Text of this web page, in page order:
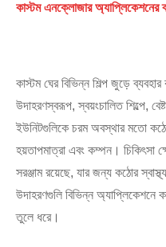
কাস্টম এনক্লোজার অ্যাপ্লিকেশনের
কাস্টম ঘের বিভিন্ন শিল্প জুড়ে
উদাহরণস্বরূপ, স্বয়ংচালিত শিল্পে,
ইউনিটগুলিকে চরম অবস্থার মতো
হয়তাপমাত্রা এবং কম্পন। চিকিৎসা
সরঞ্জাম রয়েছে, যার জন্য কঠোর
উদাহরণগুলি বিভিন্ন অ্যাপ্লিকেশনে
তুলে ধরে।